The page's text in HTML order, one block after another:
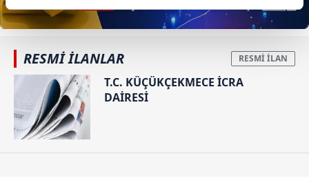
reklamların maliyetlerimizi karşılamak noktasında tek gelir
kalemimiz olduğunu sizlere hatırlatmak isteriz.
Her halükârda, kullanıcılar, bu çerezlere izin vermedikleri
takdirde, kullanıcılara hedefli reklamlar
gösterilmeyecektir."
Sizlere daha iyi bir hizmet sunabilmek için İnternet
RESMİ İLANLAR
T.C. KÜÇÜKÇEKMECE İCRA
DAİRESİ